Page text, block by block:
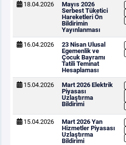
18.04.2026
Mayıs 2026
Serbest Tüketici
Hareketleri Ön
Bildirimin
Yayınlanması
16.04.2026
23 Nisan Ulusal
Egemenlik ve
Çocuk Bayramı
Tatili Teminat
Hesaplaması
15.04.2026
Mart 2026 Elektrik
Piyasası
Uzlaştırma
Bildirimi
15.04.2026
Mart 2026 Yan
Hizmetler Piyasası
Uzlaştırma
Bildirimi